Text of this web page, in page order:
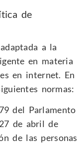
de
a la
en materia
en internet. En
normas:
del Parlamento
de abril de
de las personas